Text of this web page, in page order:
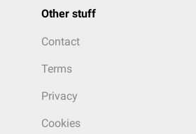
Other stuff
Contact
Terms
Privacy
Cookies